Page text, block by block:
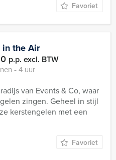
Favoriet
the Air
p.p. excl. BTW
‐ 4 uur
van Events & Co, waar
zingen. Geheel in stijl
kerstengelen met een
Favoriet